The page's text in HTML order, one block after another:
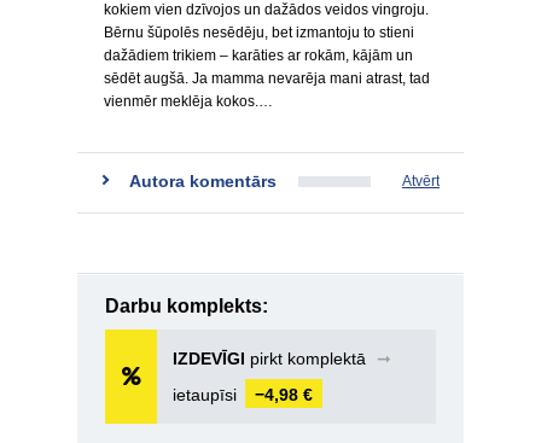
kokiem vien dzīvojos un dažādos veidos vingroju.
Bērnu šūpolēs nesēdēju, bet izmantoju to stieni
dažādiem trikiem – karāties ar rokām, kājām un
sēdēt augšā. Ja mamma nevarēja mani atrast, tad
vienmēr meklēja kokos.…
Autora komentārs Atvērt
Darbu komplekts:
IZDEVĪGI pirkt komplektā
➞
ietaupīsi
−4,98 €